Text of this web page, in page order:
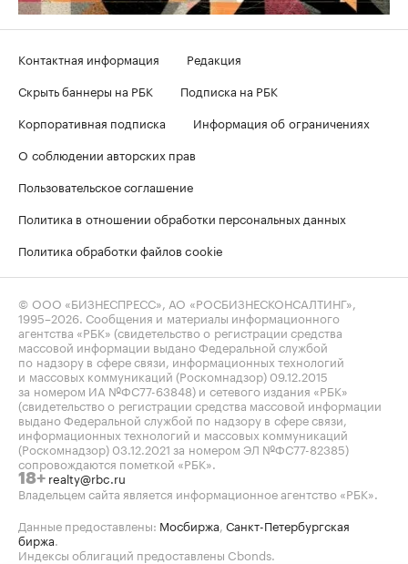
Контактная информация
Редакция
Скрыть баннеры на РБК
Подписка на РБК
Корпоративная подписка
Информация об ограничениях
О соблюдении авторских прав
Пользовательское соглашение
Политика в отношении обработки персональных данных
Политика обработки файлов cookie
© ООО «БИЗНЕСПРЕСС», АО «РОСБИЗНЕСКОНСАЛТИНГ»,
1995–2026 . Сообщения и материалы информационного
агентства «РБК» (свидетельство о регистрации средства
массовой информации выдано Федеральной службой
по надзору в сфере связи, информационных технологий
и массовых коммуникаций (Роскомнадзор) 09.12.2015
за номером ИА №ФС77-63848) и сетевого издания «РБК»
(свидетельство о регистрации средства массовой информации
выдано Федеральной службой по надзору в сфере связи,
информационных технологий и массовых коммуникаций
(Роскомнадзор) 03.12.2021 за номером ЭЛ №ФС77-82385)
сопровождаются пометкой «РБК».
18+ realty@rbc.ru
Владельцем сайта является информационное агентство «РБК».
Данные предоставлены: Мосбиржа Санкт-Петербургская
биржа
Индексы облигаций предоставлены Cbonds.